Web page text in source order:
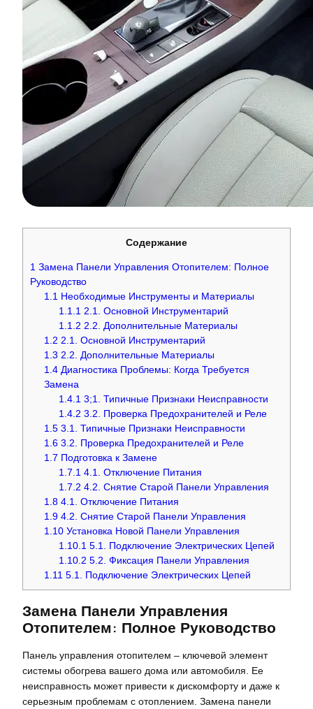
Содержание
1 Замена Панели Управления Отопителем: Полное
Руководство
1.1 Необходимые Инструменты и Материалы
1.1.1 2.1. Основной Инструментарий
1.1.2 2.2. Дополнительные Материалы
1.2 2.1. Основной Инструментарий
1.3 2.2. Дополнительные Материалы
1.4 Диагностика Проблемы: Когда Требуется
Замена
1.4.1 3;1. Типичные Признаки Неисправности
1.4.2 3.2. Проверка Предохранителей и Реле
1.5 3.1. Типичные Признаки Неисправности
1.6 3.2. Проверка Предохранителей и Реле
1.7 Подготовка к Замене
1.7.1 4.1. Отключение Питания
1.7.2 4.2. Снятие Старой Панели Управления
1.8 4.1. Отключение Питания
1.9 4.2. Снятие Старой Панели Управления
1.10 Установка Новой Панели Управления
1.10.1 5.1. Подключение Электрических Цепей
1.10.2 5.2. Фиксация Панели Управления
1.11 5.1. Подключение Электрических Цепей
Замена Панели Управления
Отопителем: Полное Руководство
Панель управления отопителем – ключевой элемент
системы обогрева вашего дома или автомобиля. Ее
неисправность может привести к дискомфорту и даже к
серьезным проблемам с отоплением. Замена панели